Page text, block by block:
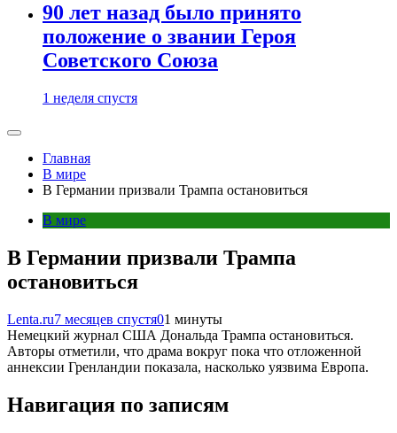
90 лет назад было принято
положение о звании Героя
Советского Союза
1 неделя спустя
Главная
В мире
В Германии призвали Трампа остановиться
В мире
В Германии призвали Трампа
остановиться
Lenta.ru7 месяцев спустя01 минуты
Немецкий журнал США Дональда Трампа остановиться.
Авторы отметили, что драма вокруг пока что отложенной
аннексии Гренландии показала, насколько уязвима Европа.
Навигация по записям